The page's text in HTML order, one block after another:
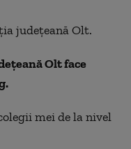
judeţeană Olt.
Olt face
mei de la nivel